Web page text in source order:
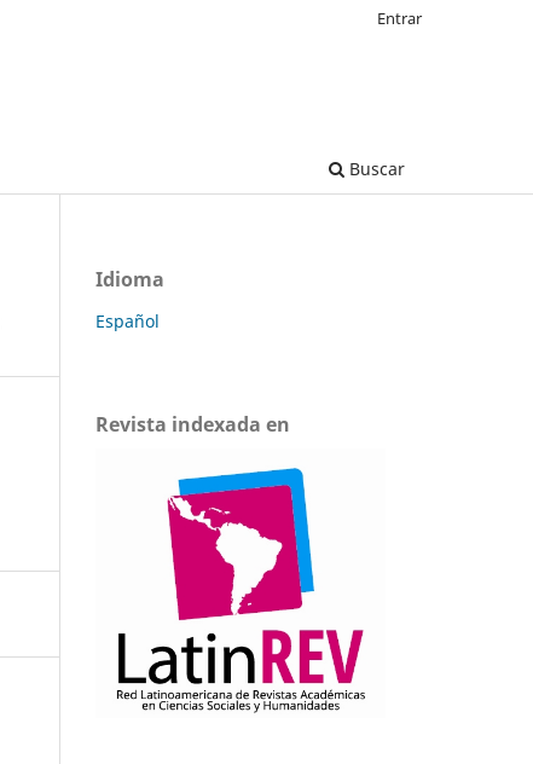
Buscar
Entrar
Idioma
Español
Revista indexada en